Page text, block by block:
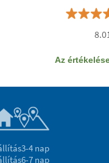
Az
3-4 nap
6-7 nap